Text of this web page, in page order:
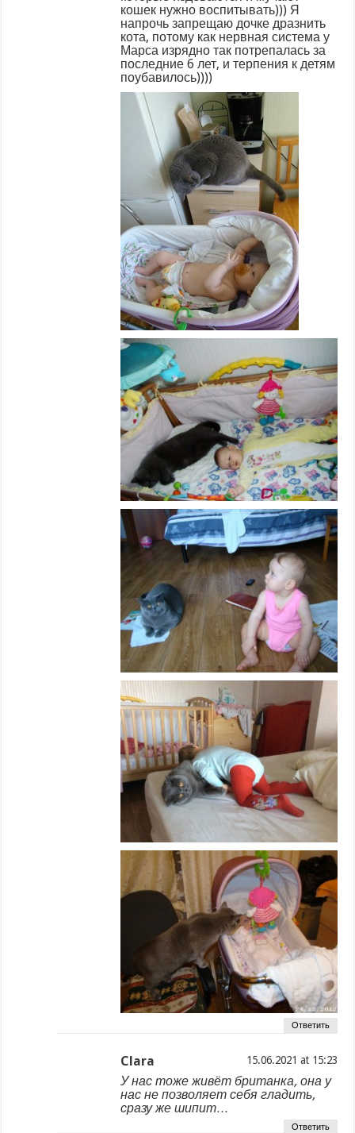
кошек нужно воспитывать))) Я
напрочь запрещаю дочке дразнить
кота, потому как нервная система у
Марса изрядно так потрепалась за
последние 6 лет, и терпения к детям
поубавилось))))
Ответить
Clara at
У нас тоже живёт британка, она у
нас не позволяет себя гладить,
сразу же шипит…
Ответить